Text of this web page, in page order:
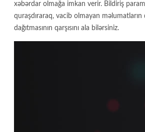
xəbərdar olmağa imkan verir. Bildiriş
quraşdıraraq, vacib olmayan
dağıtmasının qarşısını ala bilərsiniz.